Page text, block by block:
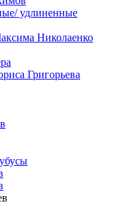
удлиненные
Николаенко
Григорьева